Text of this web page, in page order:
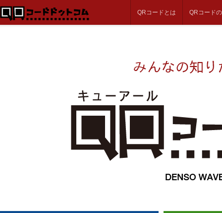
QRコードとは QRコード